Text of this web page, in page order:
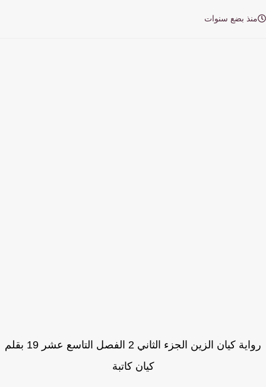
بضع سنوات
رواية كيان الزين الجزء الثاني 2 الفصل التاسع عشر 19 بقلم
كيان كاتبة